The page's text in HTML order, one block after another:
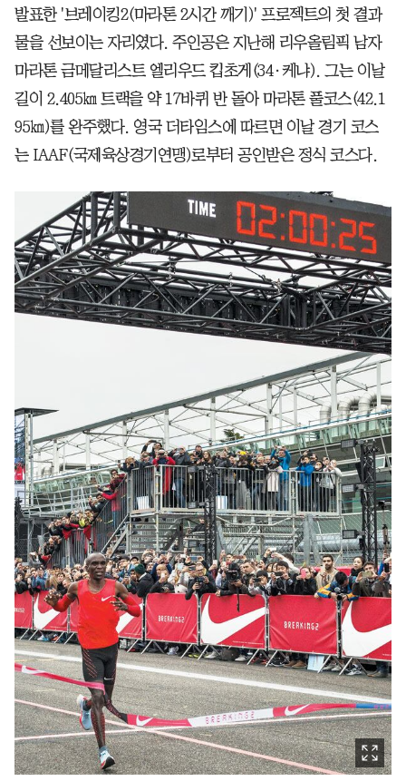
발표한 '브레이킹2(마라톤 2시간 깨기)' 프로젝트의 첫 결과
물을 선보이는 자리였다. 주인공은 지난해 리우올림픽 남자
마라톤 금메달리스트 엘리우드 킵초게(34·케냐). 그는 이날
길이 2.405㎞ 트랙을 약 17바퀴 반 돌아 마라톤 풀코스(42.1
95㎞)를 완주했다. 영국 더타임스에 따르면 이날 경기 코스
는 IAAF(국제육상경기연맹)로부터 공인받은 정식 코스다.